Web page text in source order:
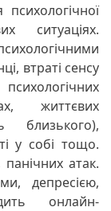
ситуаціях.
втраті сенсу
життєвих
близького),
у собі тощо.
панічних атак.
депресією,
онлайн-